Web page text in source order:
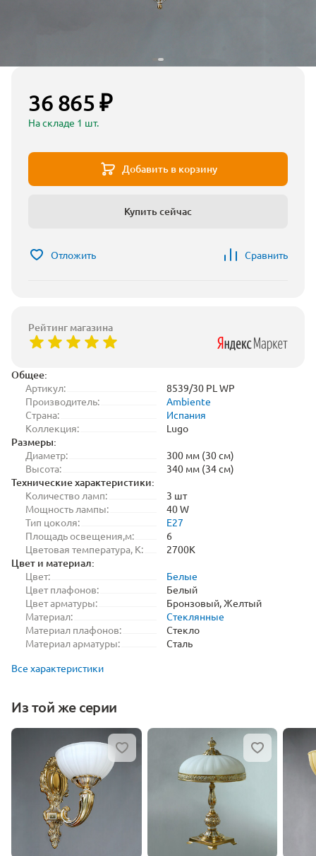
Общее:
Артикул:
8539/30 PL WP
Производитель:
Ambiente
Страна:
Испания
Коллекция:
Lugo
Размеры:
Диаметр:
300 мм (30 см)
Высота:
340 мм (34 см)
Технические характеристики:
Количество ламп:
3 шт
Мощность лампы:
40 W
Тип цоколя:
E27
Площадь освещения,м:
6
Цветовая температура, K:
2700K
Цвет и материал:
Цвет:
Белые
Цвет плафонов:
Белый
Цвет арматуры:
Бронзовый, Желтый
Материал:
Стеклянные
Материал плафонов:
Стекло
Материал арматуры:
Сталь
Все характеристики
Из той же серии
36 865 ₽
На складе 1 шт.
Добавить в корзину
Купить сейчас
Отложить Сравнить
Рейтинг магазина